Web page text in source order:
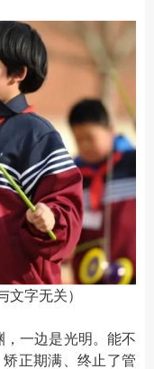
文字无关）
一边是光明。能不
正期满、终止了管